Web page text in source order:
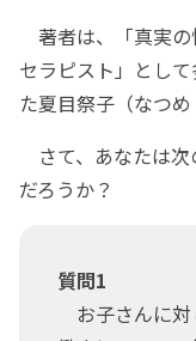
著者は、「真実の
セラピスト」とし
た夏目祭子（なつめ
さて、あなたは次
だろうか？
質問1
お子さんに対